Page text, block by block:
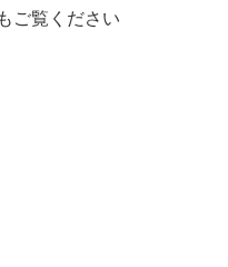
ご覧ください